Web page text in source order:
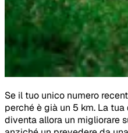
Se il tuo unico numero
perché è già un 5 km. La
diventa allora un migliorare